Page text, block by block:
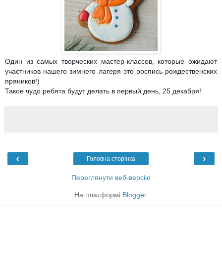
Один из самых творческих мастер-классов, которые ожидают
участников нашего зимнего лагеря-это роспись рождественских
пряников!)
Такое чудо ребята будут делать в первый день, 25 декабря!
‹ ›
Головна сторінка
Переглянути веб-версію
На платформі Blogger.